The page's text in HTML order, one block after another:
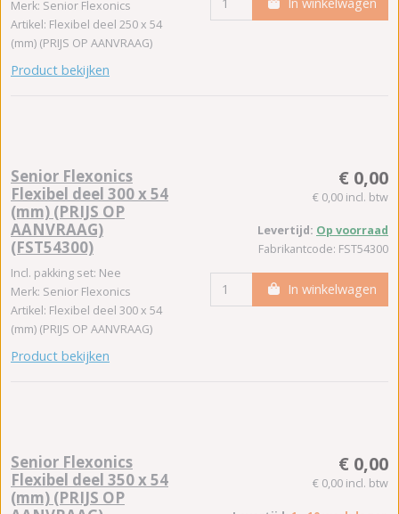
Merk: Senior Flexonics
Artikel: Flexibel deel 250 x 54
(mm) (PRIJS OP AANVRAAG)
Product bekijken
Senior Flexonics
Flexibel deel 300 x 54
(mm) (PRIJS OP
AANVRAAG)
(FST54300)
Incl. pakking set: Nee
Merk: Senior Flexonics
Artikel: Flexibel deel 300 x 54
(mm) (PRIJS OP AANVRAAG)
Product bekijken
€ 0,00
€ 0,00 incl. btw
Levertijd: Op voorraad
Fabrikantcode: FST54300
In winkelwagen
Senior Flexonics
Flexibel deel 350 x 54
(mm) (PRIJS OP
€ 0,00
€ 0,00 incl. btw